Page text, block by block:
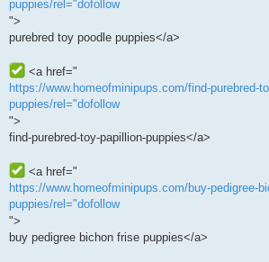
puppies/rel="dofollow
">
purebred toy poodle puppies</a>
<a href="
https://www.homeofminipups.com/find-purebred-
puppies/rel="dofollow
">
find-purebred-toy-papillion-puppies</a>
<a href="
https://www.homeofminipups.com/buy-pedigree-
puppies/rel="dofollow
">
buy pedigree bichon frise puppies</a>